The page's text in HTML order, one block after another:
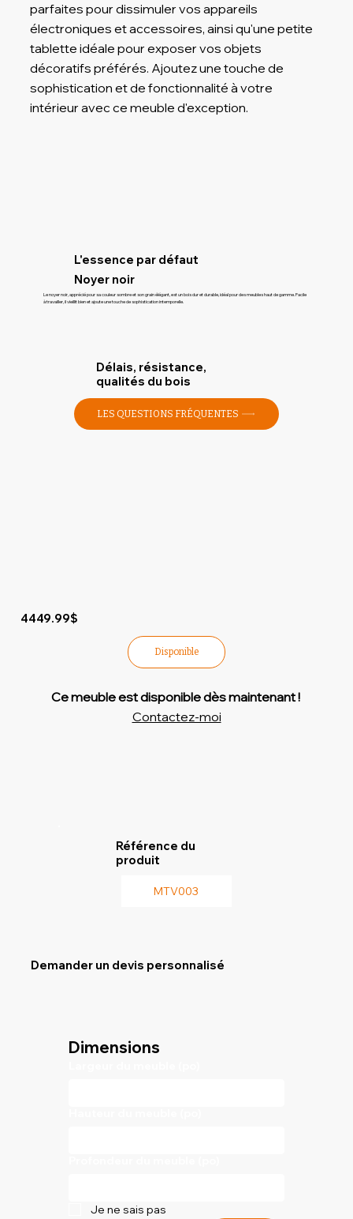
parfaites pour dissimuler vos appareils
électroniques et accessoires, ainsi qu'une petite
tablette idéale pour exposer vos objets
décoratifs préférés. Ajoutez une touche de
sophistication et de fonctionnalité à votre
intérieur avec ce meuble d'exception.
L'essence par défaut
Noyer noir
Le noyer noir, apprécié pour sa couleur sombre et son grain élégant, est un bois dur et durable, idéal pour des meubles haut de gamme. Facile
à travailler, il vieillit bien et ajoute une touche de sophistication intemporelle.
Délais, résistance,
qualités du bois
LES QUESTIONS FRÉQUENTES
4449.99$
Disponible
Ce meuble est disponible dès maintenant !
Contactez-moi
Référence du
produit
MTV003
Demander un devis personnalisé
Dimensions
Je ne sais pas